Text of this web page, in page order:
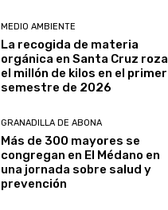
MEDIO AMBIENTE
La recogida de materia
orgánica en Santa Cruz roza
el millón de kilos en el primer
semestre de 2026
GRANADILLA DE ABONA
Más de 300 mayores se
congregan en El Médano en
una jornada sobre salud y
prevención